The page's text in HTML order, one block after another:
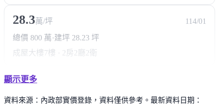
28.3萬/坪
114/01
總價 800 萬 ·建坪 28.23 坪
成屋大樓7樓 · 2房2廳2衛
顯示更多
資料來源：內政部實價登錄，資料僅供參考。最新資料日期：